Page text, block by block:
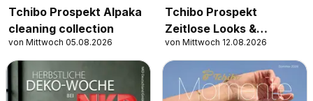
Tchibo Prospekt Alpaka
cleaning collection
von Mittwoch 05.08.2026
Tchibo Prospekt
Zeitlose Looks &
Kreative Helfer
von Mittwoch 12.08.2026